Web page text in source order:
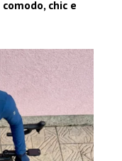
comodo, chic e